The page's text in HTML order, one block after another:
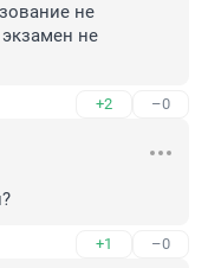
не
не
+2 –0
+1 –0